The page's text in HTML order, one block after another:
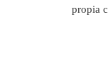
propia